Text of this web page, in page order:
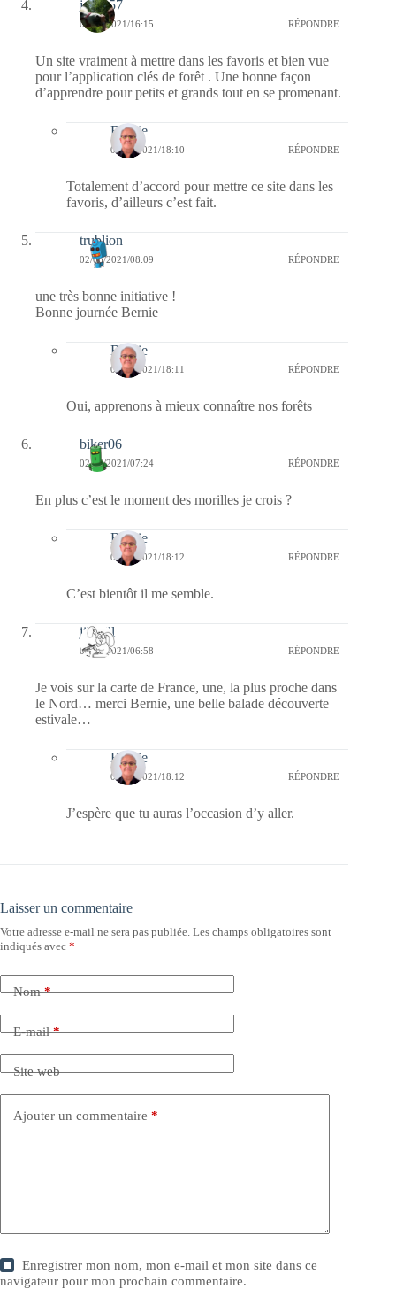
jazzy57
02/06/2021/16:15 RÉPONDRE
Un site vraiment à mettre dans les favoris et bien vue
pour l’application clés de forêt . Une bonne façon
d’apprendre pour petits et grands tout en se promenant.
Bernie
02/06/2021/18:10 RÉPONDRE
Totalement d’accord pour mettre ce site dans les
favoris, d’ailleurs c’est fait.
trublion
02/06/2021/08:09 RÉPONDRE
une très bonne initiative !
Bonne journée Bernie
Bernie
02/06/2021/18:11 RÉPONDRE
Oui, apprenons à mieux connaître nos forêts
biker06
02/06/2021/07:24 RÉPONDRE
En plus c’est le moment des morilles je crois ?
Bernie
02/06/2021/18:12 RÉPONDRE
C’est bientôt il me semble.
jill bill
02/06/2021/06:58 RÉPONDRE
Je vois sur la carte de France, une, la plus proche dans
le Nord… merci Bernie, une belle balade découverte
estivale…
Bernie
02/06/2021/18:12 RÉPONDRE
J’espère que tu auras l’occasion d’y aller.
Laisser un commentaire
Votre adresse e-mail ne sera pas publiée. Les champs obligatoires sont
indiqués avec *
Nom*
E-mail*
Site web
Ajouter un commentaire *
Enregistrer mon nom, mon e-mail et mon site dans ce
navigateur pour mon prochain commentaire.